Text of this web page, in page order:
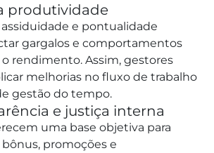
produtividade
e pontualidade
gargalos e comportamentos
rendimento. Assim, gestores
melhorias no fluxo de trabalho
gestão do tempo.
e justiça interna
uma base objetiva para
promoções e